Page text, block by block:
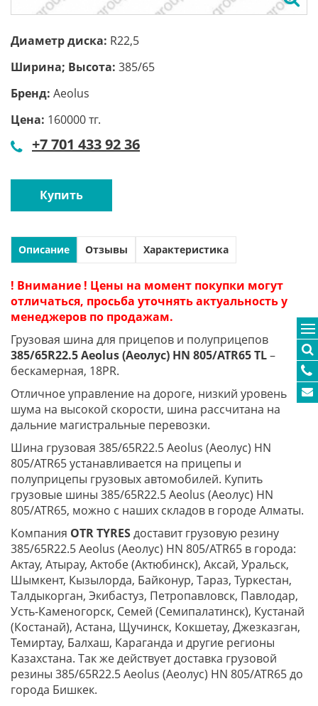
Диаметр диска: R22,5
Ширина; Высота: 385/65
Бренд: Aeolus
Цена: 160000 тг.
+7 701 433 92 36
Купить
Описание Отзывы Характеристика
! Внимание ! Цены на момент покупки могут
отличаться, просьба уточнять актуальность у
менеджеров по продажам.
Грузовая шина для прицепов и полуприцепов
385/65R22.5 Aeolus (Аеолус) HN 805/ATR65 TL–
бескамерная, 18PR.
Отличное управление на дороге, низкий уровень
шума на высокой скорости, шина рассчитана на
дальние магистральные перевозки.
Шина грузовая 385/65R22.5 Aeolus (Аеолус) HN
805/ATR65 устанавливается на прицепы и
полуприцепы грузовых автомобилей. Купить
грузовые шины 385/65R22.5 Aeolus (Аеолус) HN
805/ATR65, можно с наших складов в городе Алматы.
Компания OTR TYRESдоставит грузовую резину
385/65R22.5 Aeolus (Аеолус) HN 805/ATR65 в города:
Актау, Атырау, Актобе (Актюбинск), Аксай, Уральск,
Шымкент, Кызылорда, Байконур, Тараз, Туркестан,
Талдыкорган, Экибастуз, Петропавловск, Павлодар,
Усть-Каменогорск, Семей (Семипалатинск), Кустанай
(Костанай), Астана, Щучинск, Кокшетау, Джезказган,
Темиртау, Балхаш, Караганда и другие регионы
Казахстана. Так же действует доставка грузовой
резины 385/65R22.5 Aeolus (Аеолус) HN 805/ATR65 до
города Бишкек.